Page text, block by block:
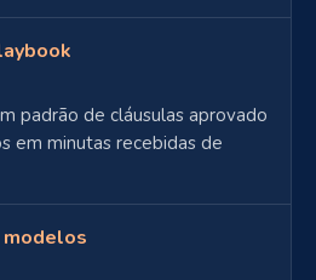
padrão de cláusulas aprovado
em minutas recebidas de
modelos